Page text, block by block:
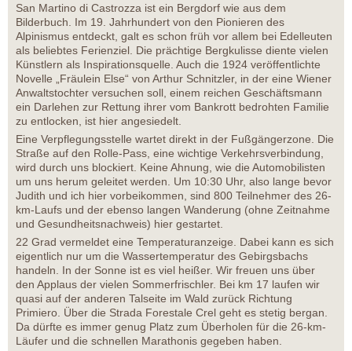
San Martino di Castrozza ist ein Bergdorf wie aus dem
Bilderbuch. Im 19. Jahrhundert von den Pionieren des
Alpinismus entdeckt, galt es schon früh vor allem bei Edelleuten
als beliebtes Ferienziel. Die prächtige Bergkulisse diente vielen
Künstlern als Inspirationsquelle. Auch die 1924 veröffentlichte
Novelle „Fräulein Else“ von Arthur Schnitzler, in der eine Wiener
Anwaltstochter versuchen soll, einem reichen Geschäftsmann
ein Darlehen zur Rettung ihrer vom Bankrott bedrohten Familie
zu entlocken, ist hier angesiedelt.
Eine Verpflegungsstelle wartet direkt in der Fußgängerzone. Die
Straße auf den Rolle-Pass, eine wichtige Verkehrsverbindung,
wird durch uns blockiert. Keine Ahnung, wie die Automobilisten
um uns herum geleitet werden. Um 10:30 Uhr, also lange bevor
Judith und ich hier vorbeikommen, sind 800 Teilnehmer des 26-
km-Laufs und der ebenso langen Wanderung (ohne Zeitnahme
und Gesundheitsnachweis) hier gestartet.
22 Grad vermeldet eine Temperaturanzeige. Dabei kann es sich
eigentlich nur um die Wassertemperatur des Gebirgsbachs
handeln. In der Sonne ist es viel heißer. Wir freuen uns über
den Applaus der vielen Sommerfrischler. Bei km 17 laufen wir
quasi auf der anderen Talseite im Wald zurück Richtung
Primiero. Über die Strada Forestale Crel geht es stetig bergan.
Da dürfte es immer genug Platz zum Überholen für die 26-km-
Läufer und die schnellen Marathonis gegeben haben.